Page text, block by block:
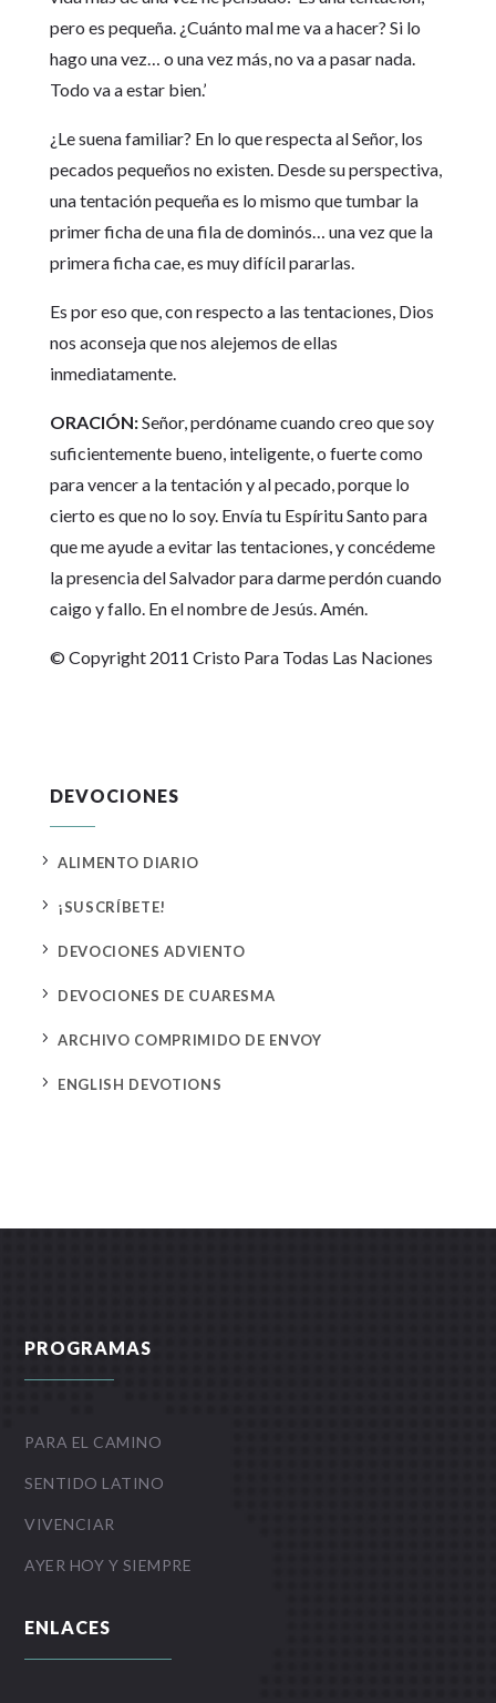
pero es pequeña. ¿Cuánto mal me va a hacer? Si lo
hago una vez… o una vez más, no va a pasar nada.
Todo va a estar bien.’
¿Le suena familiar? En lo que respecta al Señor, los
pecados pequeños no existen. Desde su perspectiva,
una tentación pequeña es lo mismo que tumbar la
primer ficha de una fila de dominós… una vez que la
primera ficha cae, es muy difícil pararlas.
Es por eso que, con respecto a las tentaciones, Dios
nos aconseja que nos alejemos de ellas
inmediatamente.
ORACIÓN:Señor, perdóname cuando creo que soy
suficientemente bueno, inteligente, o fuerte como
para vencer a la tentación y al pecado, porque lo
cierto es que no lo soy. Envía tu Espíritu Santo para
que me ayude a evitar las tentaciones, y concédeme
la presencia del Salvador para darme perdón cuando
caigo y fallo. En el nombre de Jesús. Amén.
© Copyright 2011 Cristo Para Todas Las Naciones
DEVOCIONES
5 ALIMENTO DIARIO
5 ¡SUSCRÍBETE!
5 DEVOCIONES ADVIENTO
5 DEVOCIONES DE CUARESMA
5 ARCHIVO COMPRIMIDO DE ENVOY
5 ENGLISH DEVOTIONS
PROGRAMAS
PARA EL CAMINO
SENTIDO LATINO
VIVENCIAR
AYER HOY Y SIEMPRE
ENLACES